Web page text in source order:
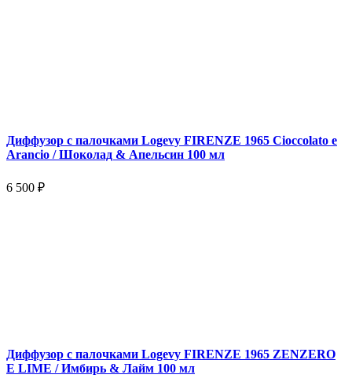
Диффузор с палочками Logevy FIRENZE 1965 Cioccolato e
Arancio / Шоколад & Апельсин 100 мл
6 500 ₽
Диффузор с палочками Logevy FIRENZE 1965 ZENZERO
E LIME / Имбирь & Лайм 100 мл